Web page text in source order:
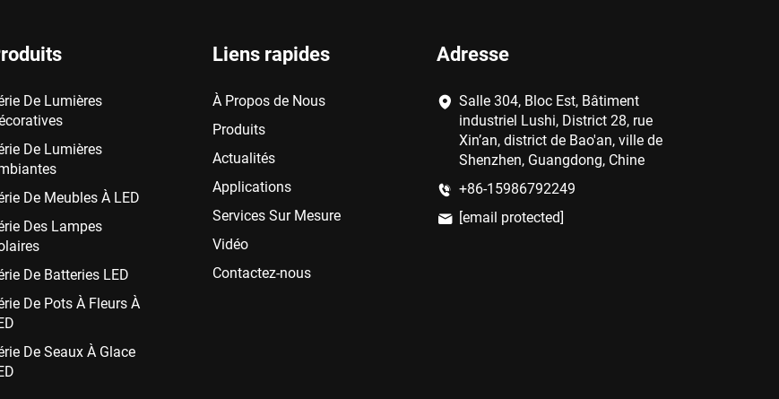
De Lumières
De Lumières
De Meubles À LED
Des Lampes
De Batteries LED
De Pots À Fleurs À
De Seaux À Glace
Liens rapides
À Propos de Nous
Produits
Actualités
Applications
Services Sur Mesure
Vidéo
Contactez-nous
Adresse
Salle 304, Bloc Est, Bâtiment
industriel Lushi, District 28, rue
Xin’an, district de Bao'an, ville de
Shenzhen, Guangdong, Chine
+86-15986792249
[email protected]